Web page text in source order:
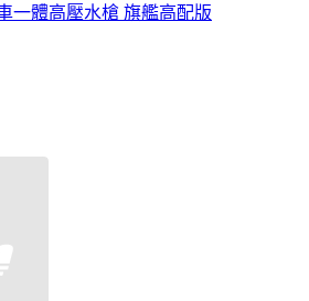
一體高壓水槍 旗艦高配版